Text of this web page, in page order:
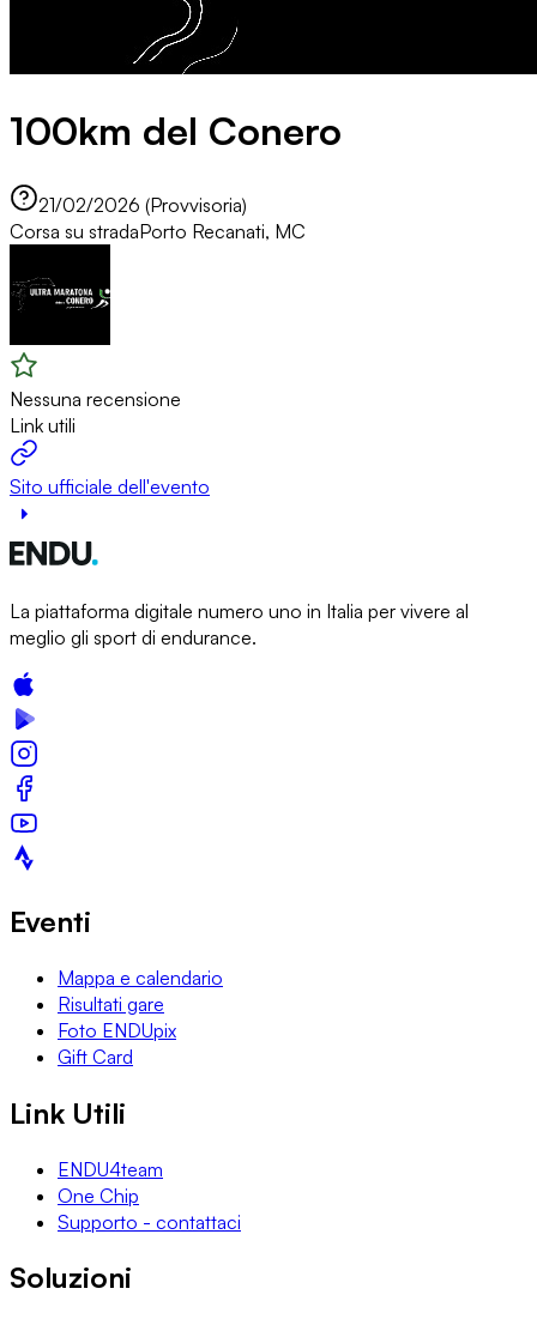
100km del Conero
21/02/2026 (Provvisoria)
Corsa su stradaPorto Recanati, MC
Nessuna recensione
Link utili
Sito ufficiale dell'evento
La piattaforma digitale numero uno in Italia per vivere al
meglio gli sport di endurance.
Eventi
Mappa e calendario
Risultati gare
Foto ENDUpix
Gift Card
Link Utili
ENDU4team
One Chip
Supporto - contattaci
Soluzioni